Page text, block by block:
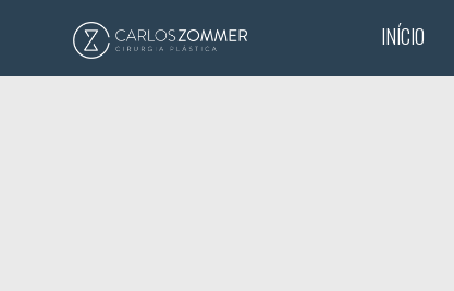
INÍCIO